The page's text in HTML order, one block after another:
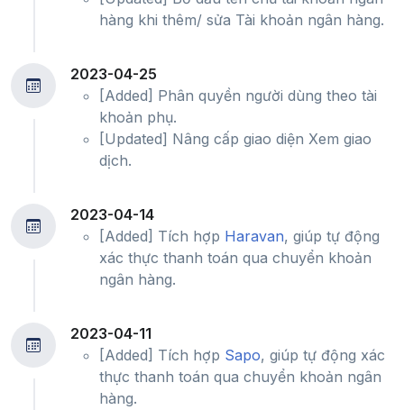
hàng khi thêm/ sửa Tài khoản ngân hàng.
2023-04-25
[Added] Phân quyền người dùng theo tài
khoản phụ.
[Updated] Nâng cấp giao diện Xem giao
dịch.
2023-04-14
[Added] Tích hợp Haravan, giúp tự động
xác thực thanh toán qua chuyển khoản
ngân hàng.
2023-04-11
[Added] Tích hợp Sapo, giúp tự động xác
thực thanh toán qua chuyển khoản ngân
hàng.